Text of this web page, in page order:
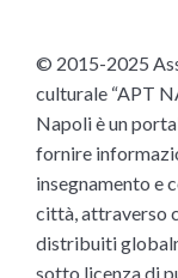
© 2015-2025
culturale “APT
Napoli è un
fornire
insegnamento e
città, attraverso
distribuiti
sotto licenza di